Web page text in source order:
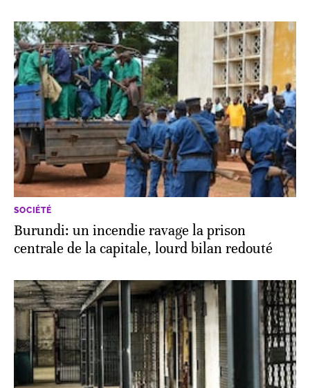
SOCIÉTÉ
Burundi: un incendie ravage la prison
centrale de la capitale, lourd bilan redouté